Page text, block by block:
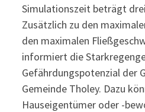
Simulationszeit beträgt
Zusätzlich zu den
den maximalen
informiert die
Gefährdungspotenzial der
Gemeinde Tholey. Dazu
Hauseigentümer oder -